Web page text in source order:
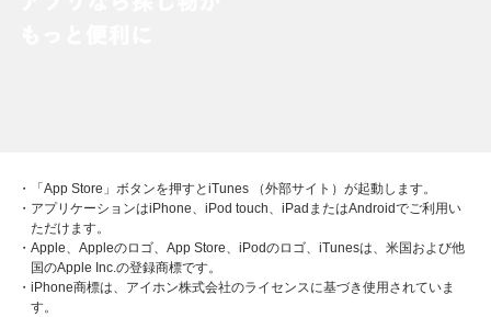
・「App Store」ボタンを押すとiTunes （外部サイト）が起動します。
・アプリケーションはiPhone、iPod touch、iPadまたはAndroidでご利用い
ただけます。
・Apple、Appleのロゴ、App Store、iPodのロゴ、iTunesは、米国および他
国のApple Inc.の登録商標です。
・iPhone商標は、アイホン株式会社のライセンスに基づき使用されていま
す。